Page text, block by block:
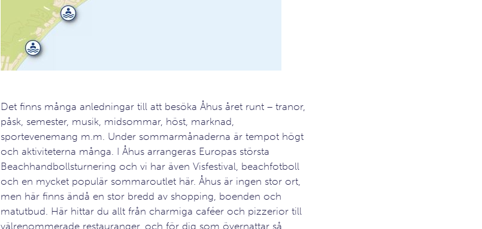
Det finns många anledningar till att besöka Åhus året runt – tranor,
påsk, semester, musik, midsommar, höst, marknad,
sportevenemang m.m. Under sommarmånaderna är tempot högt
och aktiviteterna många. I Åhus arrangeras Europas största
Beachhandbollsturnering och vi har även Visfestival, beachfotboll
och en mycket populär sommaroutlet här. Åhus är ingen stor ort,
men här finns ändå en stor bredd av shopping, boenden och
matutbud. Här hittar du allt från charmiga caféer och pizzerior till
välrenommerade restauranger, och för dig som övernattar så